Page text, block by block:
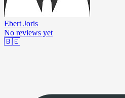
Ebert Joris
No reviews yet
🇧🇪